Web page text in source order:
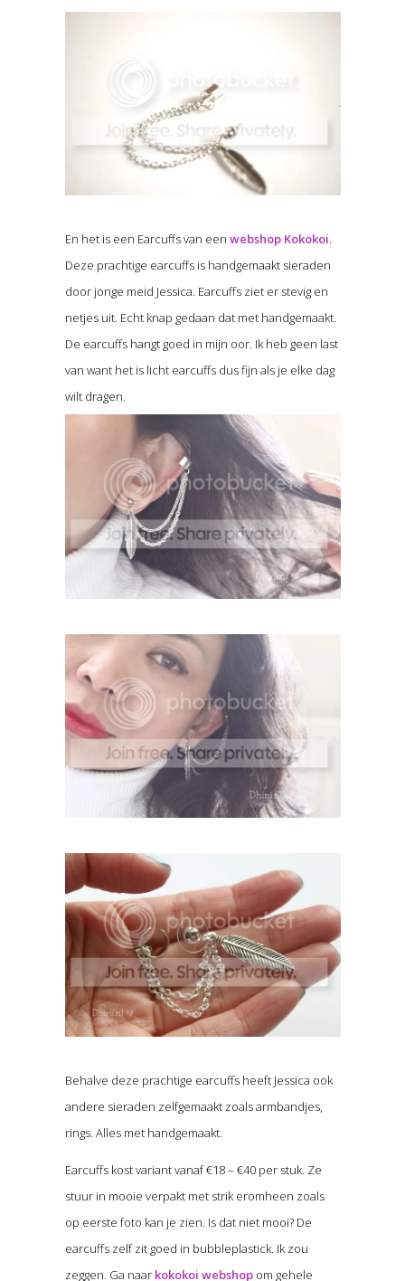
En het is een Earcuffs van een webshop Kokokoi.
Deze prachtige earcuffs is handgemaakt sieraden
door jonge meid Jessica. Earcuffs ziet er stevig en
netjes uit. Echt knap gedaan dat met handgemaakt.
De earcuffs hangt goed in mijn oor. Ik heb geen last
van want het is licht earcuffs dus fijn als je elke dag
wilt dragen.
Behalve deze prachtige earcuffs heeft Jessica ook
andere sieraden zelfgemaakt zoals armbandjes,
rings. Alles met handgemaakt.
Earcuffs kost variant vanaf €18 – €40 per stuk. Ze
stuur in mooie verpakt met strik eromheen zoals
op eerste foto kan je zien. Is dat niet mooi? De
earcuffs zelf zit goed in bubbleplastick. Ik zou
zeggen. Ga naar kokokoi webshopom gehele